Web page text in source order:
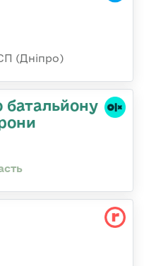
(Дніпро)
батальйону